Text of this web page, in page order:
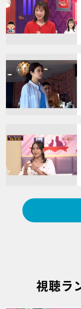
視聴ラ